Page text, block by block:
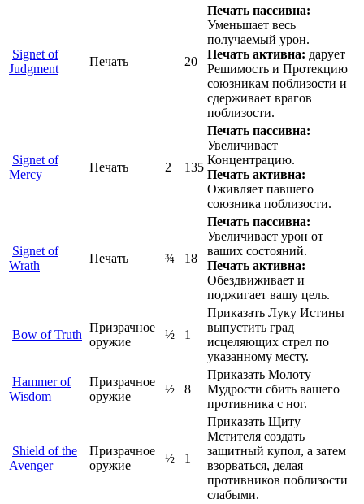
Signet of
Judgment
Печать 20
Печать пассивна:
Уменьшает весь
получаемый урон.
Печать активна: дарует
Решимость и Протекцию
союзникам поблизости и
сдерживает врагов
поблизости.
Signet of
Mercy
Печать 2 135
Печать пассивна:
Увеличивает
Концентрацию.
Печать активна:
Оживляет павшего
союзника поблизости.
Signet of
Wrath
Печать ¾ 18
Печать пассивна:
Увеличивает урон от
ваших состояний.
Печать активна:
Обездвиживает и
поджигает вашу цель.
Bow of Truth
Призрачное
оружие
½ 1
Приказать Луку Истины
выпустить град
исцеляющих стрел по
указанному месту.
Hammer of
Wisdom
Призрачное
оружие
½ 8
Приказать Молоту
Мудрости сбить вашего
противника с ног.
Shield of the
Avenger
Призрачное
оружие
½ 1
Приказать Щиту
Мстителя создать
защитный купол, а затем
взорваться, делая
противников поблизости
слабыми.